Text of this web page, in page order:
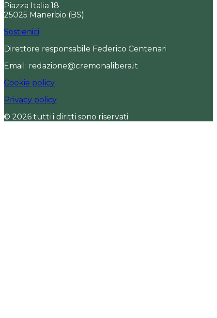
Piazza Italia 18
25025 Manerbio (BS)
Sostienici
Direttore responsabile Federico Centenari
Email: redazione@cremonalibera.it
Cookie policy
Privacy policy
© 2026 tutti i diritti sono riservati